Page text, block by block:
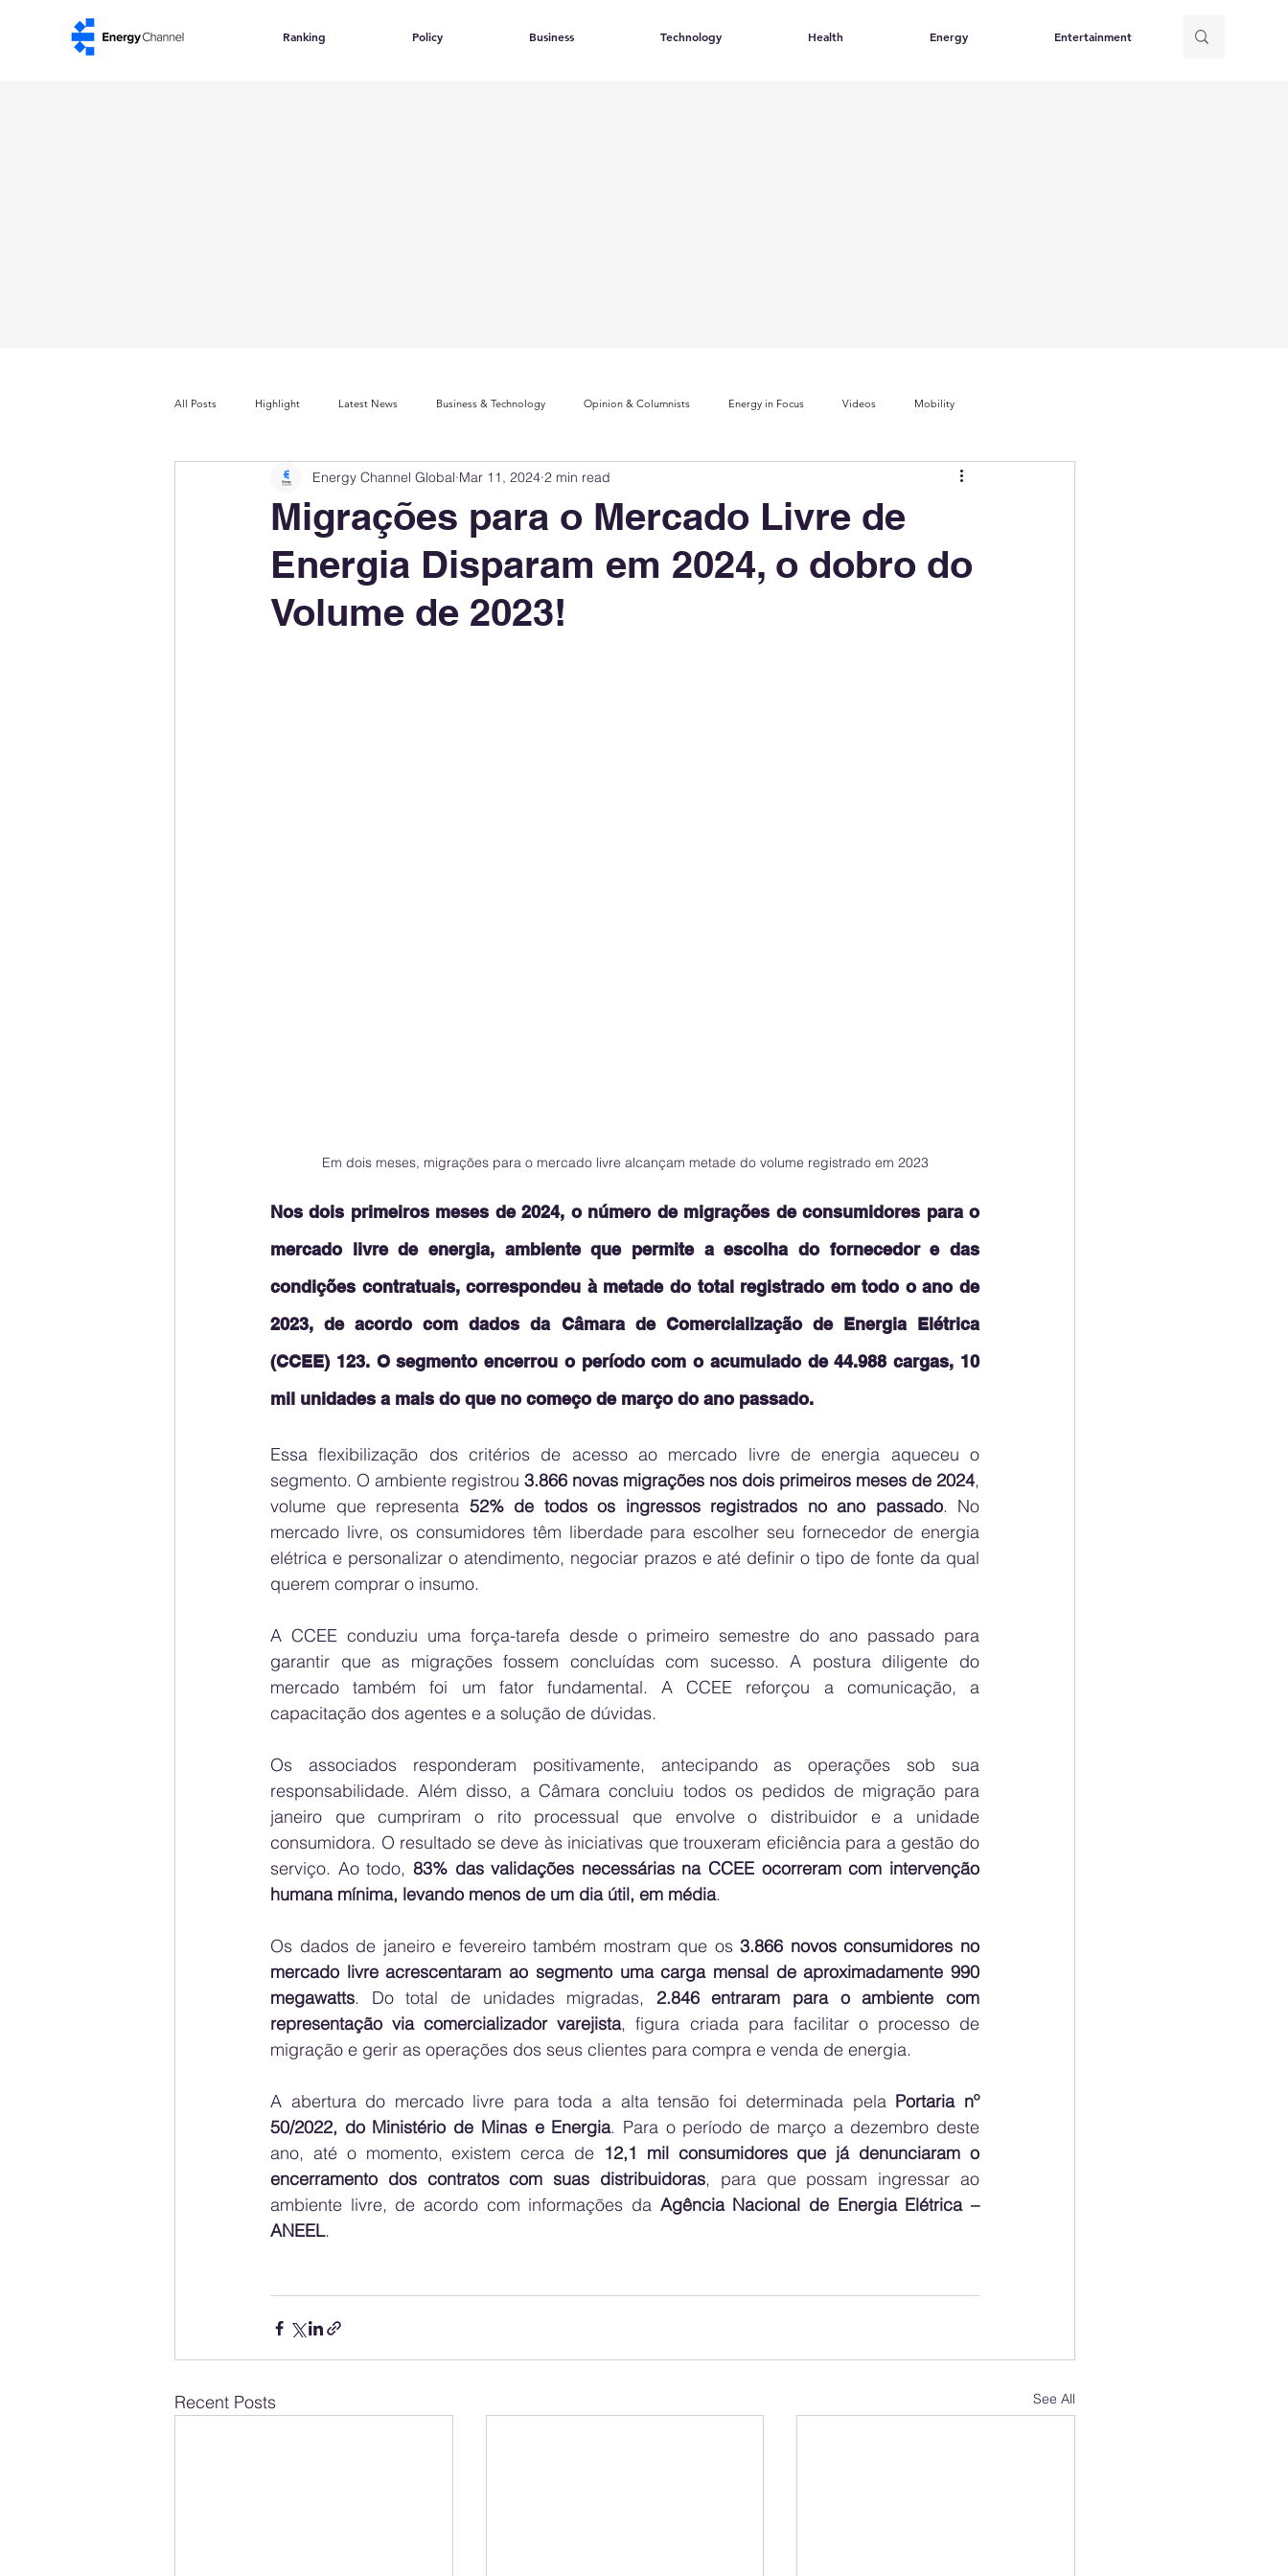
Ranking Policy Business Technology Health Energy Entertainment
All Posts Highlight Latest News Business & Technology Opinion & Columnists Energy in Focus Videos Mobility
Company Rankings Market Leaders Innovation Index Sustainability & ESG Index Electric Mobility Ranking
Energy Storage Ranking United States Policy Public Policy Energy Policy Brand Perception Consumer Choice Climate Policy
Migrações para o Mercado Livre de
Energia Disparam em 2024, o dobro do
Volume de 2023!
Energy Channel Global Mar 11, 2024 2 min read
Em dois meses, migrações para o mercado livre alcançam metade do volume registrado em 2023
Nos dois primeiros meses de 2024, o número de migrações de consumidores para o
mercado livre de energia, ambiente que permite a escolha do fornecedor e das
condições contratuais, correspondeu à metade do total registrado em todo o ano de
2023, de acordo com dados da Câmara de Comercialização de Energia Elétrica
(CCEE) 123. O segmento encerrou o período com o acumulado de 44.988 cargas, 10
mil unidades a mais do que no começo de março do ano passado.
Essa flexibilização dos critérios de acesso ao mercado livre de energia aqueceu o
segmento. O ambiente registrou 3.866 novas migrações nos dois primeiros meses de 2024,
volume que representa 52% de todos os ingressos registrados no ano passado. No
mercado livre, os consumidores têm liberdade para escolher seu fornecedor de energia
elétrica e personalizar o atendimento, negociar prazos e até definir o tipo de fonte da qual
querem comprar o insumo.
A CCEE conduziu uma força-tarefa desde o primeiro semestre do ano passado para
garantir que as migrações fossem concluídas com sucesso. A postura diligente do
mercado também foi um fator fundamental. A CCEE reforçou a comunicação, a
capacitação dos agentes e a solução de dúvidas.
Os associados responderam positivamente, antecipando as operações sob sua
responsabilidade. Além disso, a Câmara concluiu todos os pedidos de migração para
janeiro que cumpriram o rito processual que envolve o distribuidor e a unidade
consumidora. O resultado se deve às iniciativas que trouxeram eficiência para a gestão do
serviço. Ao todo, 83% das validações necessárias na CCEE ocorreram com intervenção
humana mínima, levando menos de um dia útil, em média.
Os dados de janeiro e fevereiro também mostram que os 3.866 novos consumidores no
mercado livre acrescentaram ao segmento uma carga mensal de aproximadamente 990
megawatts. Do total de unidades migradas, 2.846 entraram para o ambiente com
representação via comercializador varejista, figura criada para facilitar o processo de
migração e gerir as operações dos seus clientes para compra e venda de energia.
A abertura do mercado livre para toda a alta tensão foi determinada pela Portaria nº
50/2022, do Ministério de Minas e Energia. Para o período de março a dezembro deste
ano, até o momento, existem cerca de 12,1 mil consumidores que já denunciaram o
encerramento dos contratos com suas distribuidoras, para que possam ingressar ao
ambiente livre, de acordo com informações da Agência Nacional de Energia Elétrica –
ANEEL.
Recent Posts See All